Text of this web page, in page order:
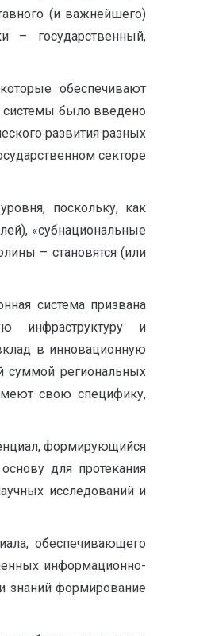
(и важнейшего)
– государственный,
обеспечивают
системы было введено
развития разных
секторе
поскольку, как
«субнациональные
– становятся (или
система призвана
инфраструктуру и
в инновационную
суммой региональных
свою специфику,
формирующийся
для протекания
исследований и
обеспечивающего
информационно-
знаний формирование